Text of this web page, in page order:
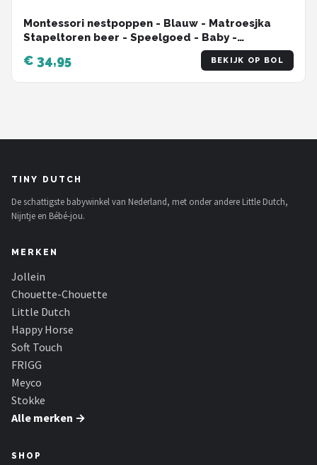
Montessori nestpoppen - Blauw - Matroesjka
Stapeltoren beer - Speelgoed - Baby -
Educatief speelgoed - Ik leer - Motoriek
€ 34,95 BEKIJK OP BOL
TINY DUTCH
De schattigste babywinkel van Nederland, met onder andere Little Dutch,
Nijntje en Bébé-jou.
MERKEN
Jollein
Chouette-Chouette
Little Dutch
Happy Horse
Soft Touch
FRIGG
Meyco
Stokke
Alle merken →
SHOP